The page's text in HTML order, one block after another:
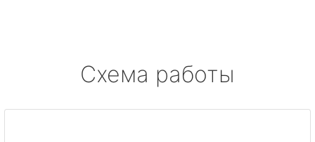
Схема работы